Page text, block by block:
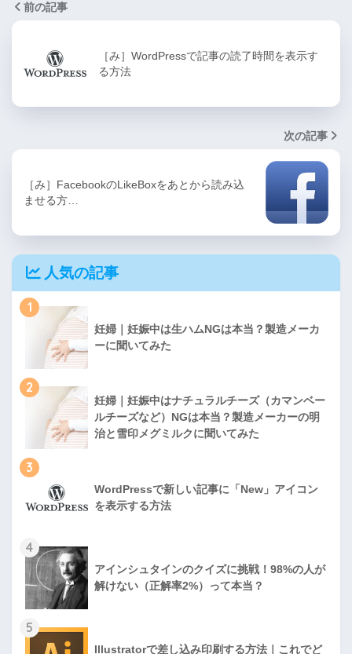
前の記事
［み］WordPressで記事の読了時間を表示す
る方法
次の記事
［み］FacebookのLikeBoxをあとから読み込
ませる方…
人気の記事
1
妊婦｜妊娠中は生ハムNGは本当？製造メーカ
ーに聞いてみた
2
妊婦｜妊娠中はナチュラルチーズ（カマンベー
ルチーズなど）NGは本当？製造メーカーの明
治と雪印メグミルクに聞いてみた
3
WordPressで新しい記事に「New」アイコン
を表示する方法
4
アインシュタインのクイズに挑戦！98%の人が
解けない（正解率2%）って本当？
5
Illustratorで差し込み印刷する方法｜これでど